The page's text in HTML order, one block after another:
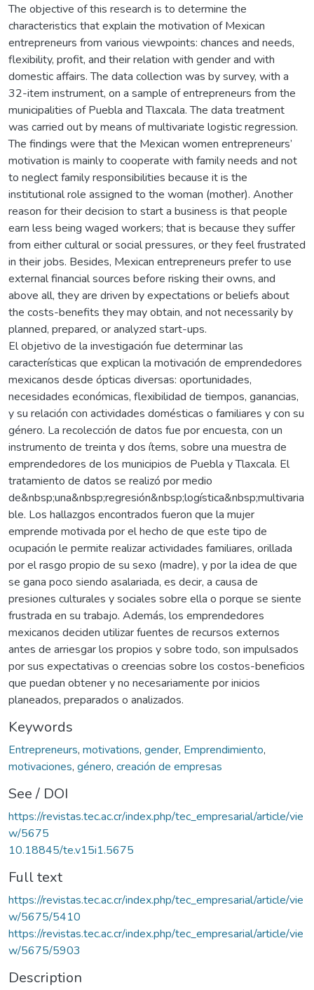
The objective of this research is to determine the
characteristics that explain the motivation of Mexican
entrepreneurs from various viewpoints: chances and needs,
flexibility, profit, and their relation with gender and with
domestic affairs. The data collection was by survey, with a
32-item instrument, on a sample of entrepreneurs from the
municipalities of Puebla and Tlaxcala. The data treatment
was carried out by means of multivariate logistic regression.
The findings were that the Mexican women entrepreneurs’
motivation is mainly to cooperate with family needs and not
to neglect family responsibilities because it is the
institutional role assigned to the woman (mother). Another
reason for their decision to start a business is that people
earn less being waged workers; that is because they suffer
from either cultural or social pressures, or they feel frustrated
in their jobs. Besides, Mexican entrepreneurs prefer to use
external financial sources before risking their owns, and
above all, they are driven by expectations or beliefs about
the costs-benefits they may obtain, and not necessarily by
planned, prepared, or analyzed start-ups.
El objetivo de la investigación fue determinar las
características que explican la motivación de emprendedores
mexicanos desde ópticas diversas: oportunidades,
necesidades económicas, flexibilidad de tiempos, ganancias,
y su relación con actividades domésticas o familiares y con su
género. La recolección de datos fue por encuesta, con un
instrumento de treinta y dos ítems, sobre una muestra de
emprendedores de los municipios de Puebla y Tlaxcala. El
tratamiento de datos se realizó por medio
de&nbsp;una&nbsp;regresión&nbsp;logística&nbsp;multivaria
ble. Los hallazgos encontrados fueron que la mujer
emprende motivada por el hecho de que este tipo de
ocupación le permite realizar actividades familiares, orillada
por el rasgo propio de su sexo (madre), y por la idea de que
se gana poco siendo asalariada, es decir, a causa de
presiones culturales y sociales sobre ella o porque se siente
frustrada en su trabajo. Además, los emprendedores
mexicanos deciden utilizar fuentes de recursos externos
antes de arriesgar los propios y sobre todo, son impulsados
por sus expectativas o creencias sobre los costos-beneficios
que puedan obtener y no necesariamente por inicios
planeados, preparados o analizados.
Keywords
Entrepreneurs, motivations, gender, Emprendimiento,
motivaciones, género, creación de empresas
See / DOI
https://revistas.tec.ac.cr/index.php/tec_empresarial/article/vie
w/5675
10.18845/te.v15i1.5675
Full text
https://revistas.tec.ac.cr/index.php/tec_empresarial/article/vie
w/5675/5410
https://revistas.tec.ac.cr/index.php/tec_empresarial/article/vie
w/5675/5903
Description